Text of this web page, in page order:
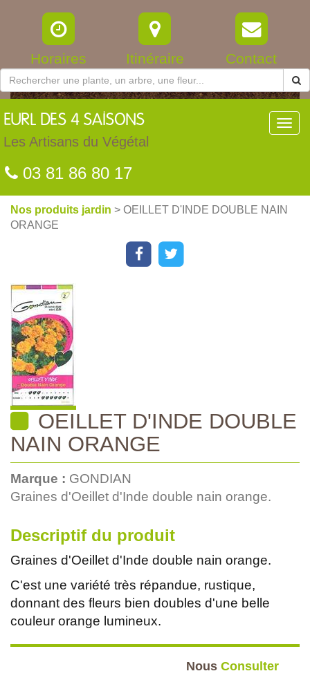
Horaires Itinéraire Contact
EURL DES 4 SAISONS
Les Artisans du Végétal
03 81 86 80 17
Nos produits jardin > OEILLET D'INDE DOUBLE NAIN
ORANGE
OEILLET D'INDE DOUBLE
NAIN ORANGE
Marque : GONDIAN
Graines d'Oeillet d'Inde double nain orange.
Descriptif du produit
Graines d'Oeillet d'Inde double nain orange.
C'est une variété très répandue, rustique,
donnant des fleurs bien doubles d'une belle
couleur orange lumineux.
Nous Consulter